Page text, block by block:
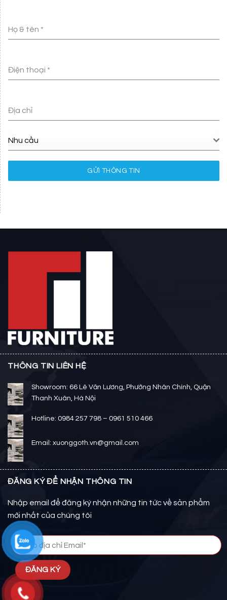
Họ & tên *
Điện thoại *
Địa chỉ
Nhu cầu
GỬI THÔNG TIN
THÔNG TIN LIÊN HỆ
Showroom: 66 Lê Văn Lương, Phường Nhân Chính, Quận
Thanh Xuân, Hà Nội
Hotline: 0984 257 798 – 0961 510 466
Email: xuonggoth.vn@gmail.com
ĐĂNG KÝ ĐỂ NHẬN THÔNG TIN
Nhập email để đăng ký nhận những tin tức về sản phẩm
mới nhất của chúng tôi